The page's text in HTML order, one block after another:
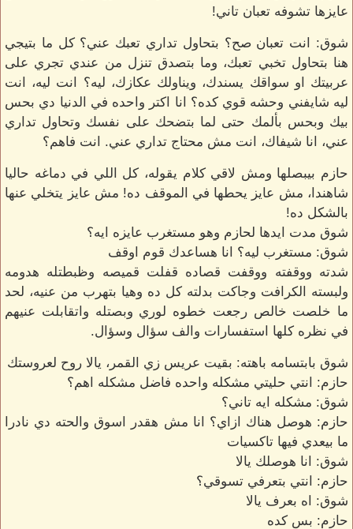
عايزها تشوفه تعبان تاني!
شوق: انت تعبان صح؟ بتحاول تداري تعبك عني؟ كل ما بتيجي
هنا بتحاول تخبي تعبك، وما بتصدق تنزل من عندي تجري على
عربيتك او سواقك يسندك، ويناولك عكازك، ليه؟ انت ليه، انت
ليه شايفني وحشه قوي كده؟ انا اكتر واحده في الدنيا دي بحس
بيك وبحس بألمك حتى لما بتضحك على نفسك وتحاول تداري
عني، انا شيفاك، انت مش محتاج تداري عني. انت فاهم؟
حازم بيبصلها ومش لاقي كلام يقوله، كل اللي في دماغه حاليا
شاهندا، مش عايز يحطها في الموقف ده! مش عايز يتخلي عنها
بالشكل ده!
شوق مدت ايدها لحازم وهو مستغرب عايزه ايه؟
شوق: مستغرب ليه؟ انا هساعدك قوم اوقف
شدته ووقفته ووقفت قصاده قفلت قميصه وظبطتله هدومه
ولبسته الكرافت وجاكت بدلته كل ده وهيا بتهرب من عنيه، لحد
ما خلصت خالص رجعت خطوه لوري وبصتله واتقابلت عنيهم
في نظره كلها استفسارات والف سؤال وسؤال.
شوق بابتسامه باهته: بقيت عريس زي القمر، يالا روح لعروستك
حازم: انتي حليتي مشكله واحده فاضل مشكله اهم؟
شوق: مشكله ايه تاني؟
حازم: هوصل هناك ازاي؟ انا مش هقدر اسوق والحته دي نادرا
ما بيعدي فيها تاكسيات
شوق: انا هوصلك يالا
حازم: انتي بتعرفي تسوقي؟
شوق: اه بعرف يالا
حازم: بس كده